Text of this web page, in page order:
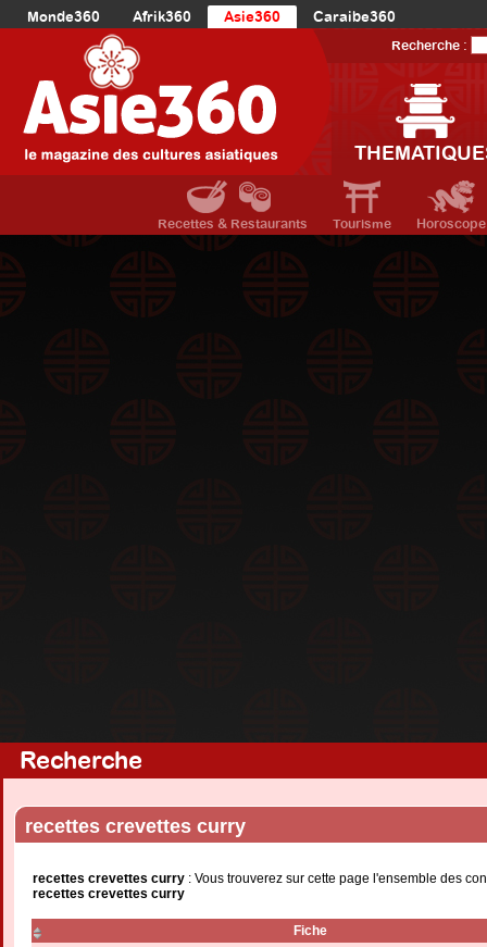
Monde360 Afrik360 Asie360
Caraibe360
Europe360
AmériqueDuNord360
Océanie360
Recherche :
Recettes & Restaurants Tourisme Horoscope
Recherche
recettes crevettes curry
recettes crevettes curry : Vous trouverez sur cette page l'ensemble des
recettes crevettes curry
Fiche